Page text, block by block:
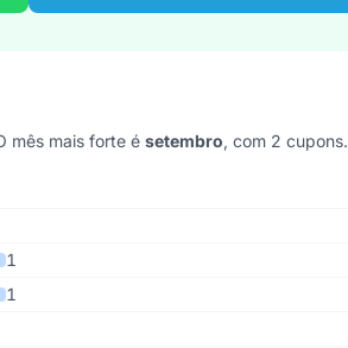
mês mais forte é setembro, com 2 cupons.
1
1